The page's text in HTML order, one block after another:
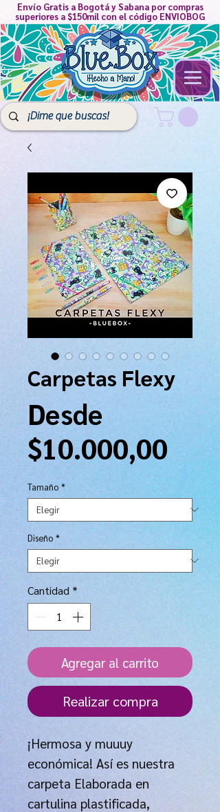
Envío Gratis a Bogotá y Sabana por compras
superiores a $150mil con el código ENVIOBOG
Carpetas Flexy
Desde
$10.000,00
Tamaño *
Diseño *
Cantidad *
Agregar al carrito
Realizar compra
¡Hermosa y muuuy
económica! Así es nuestra
carpeta Elaborada en
cartulina plastificada,